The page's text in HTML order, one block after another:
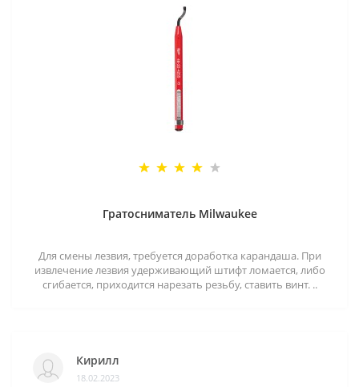
Гратосниматель Milwaukee
Для смены лезвия, требуется доработка карандаша. При
извлечение лезвия удерживающий штифт ломается, либо
сгибается, приходится нарезать резьбу, ставить винт. ..
Кирилл
18.02.2023